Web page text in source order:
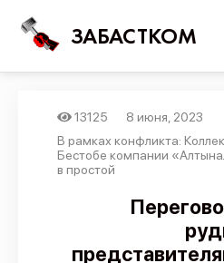
ЗАБАСТКОМ
Карта
13125
8 июня, 2023
В рамках конфликта:
Бестобе компании
в простой